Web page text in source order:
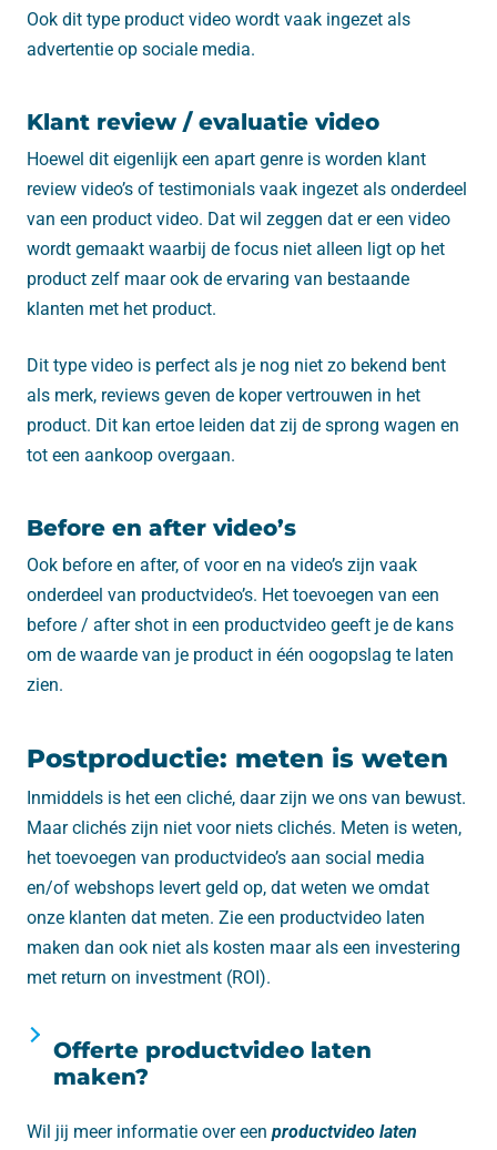
Ook dit type product video wordt vaak ingezet als
advertentie op sociale media.
Klant review / evaluatie video
Hoewel dit eigenlijk een apart genre is worden klant
review video’s of testimonials vaak ingezet als onderdeel
van een product video. Dat wil zeggen dat er een video
wordt gemaakt waarbij de focus niet alleen ligt op het
product zelf maar ook de ervaring van bestaande
klanten met het product.
Dit type video is perfect als je nog niet zo bekend bent
als merk, reviews geven de koper vertrouwen in het
product. Dit kan ertoe leiden dat zij de sprong wagen en
tot een aankoop overgaan.
Before en after video’s
Ook before en after, of voor en na video’s zijn vaak
onderdeel van productvideo’s. Het toevoegen van een
before / after shot in een productvideo geeft je de kans
om de waarde van je product in één oogopslag te laten
zien.
Postproductie: meten is weten
Inmiddels is het een cliché, daar zijn we ons van bewust.
Maar clichés zijn niet voor niets clichés. Meten is weten,
het toevoegen van productvideo’s aan social media
en/of webshops levert geld op, dat weten we omdat
onze klanten dat meten. Zie een productvideo laten
maken dan ook niet als kosten maar als een investering
met return on investment (ROI).
Offerte productvideo laten
maken?
Wil jij meer informatie over een productvideo laten